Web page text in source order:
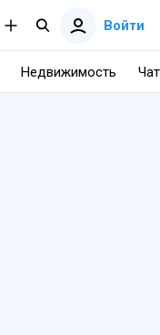
Войти
Недвижимость Чат